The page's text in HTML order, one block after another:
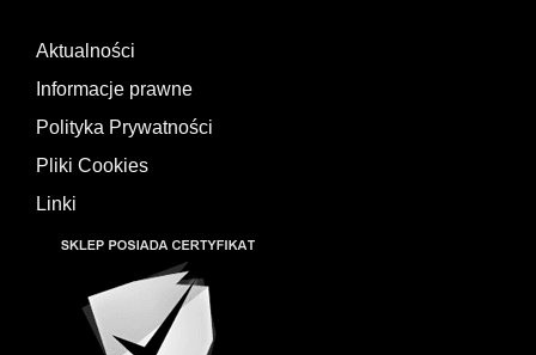
Aktualności
Informacje prawne
Polityka Prywatności
Pliki Cookies
Linki